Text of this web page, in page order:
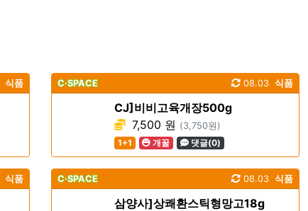
식품 C·SPACE 식품
08.03
CJ]비비고육개장500g
7,500 원 (3,750원)
1+1
개꿀 댓글(0)
식품 C·SPACE 식품
08.03
삼양사]상쾌환스틱형망고18g